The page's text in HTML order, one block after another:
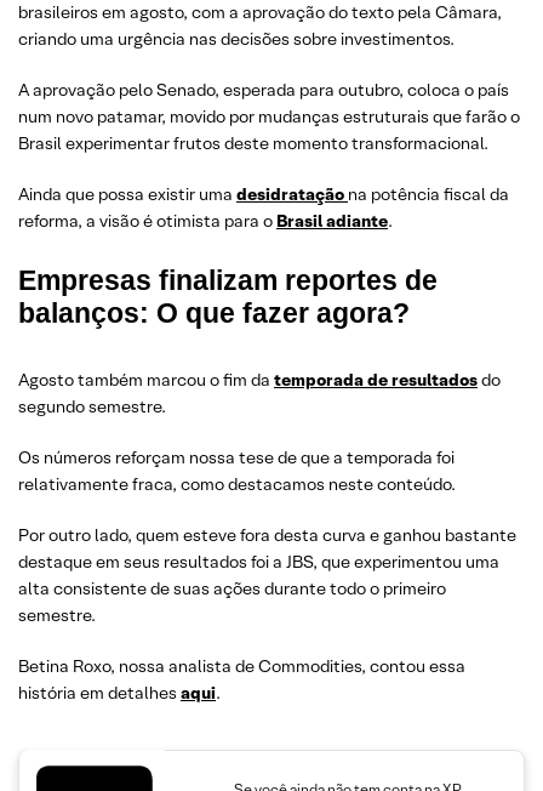
brasileiros em agosto, com a aprovação do texto pela Câmara,
criando uma urgência nas decisões sobre investimentos.
A aprovação pelo Senado, esperada para outubro, coloca o país
num novo patamar, movido por mudanças estruturais que farão o
Brasil experimentar frutos deste momento transformacional.
Ainda que possa existir uma desidratação na potência fiscal da
reforma, a visão é otimista para o Brasil adiante.
Empresas finalizam reportes de
balanços: O que fazer agora?
Agosto também marcou o fim da temporada de resultadosdo
segundo semestre.
Os números reforçam nossa tese de que a temporada foi
relativamente fraca, como destacamos neste conteúdo.
Por outro lado, quem esteve fora desta curva e ganhou bastante
destaque em seus resultados foi a JBS, que experimentou uma
alta consistente de suas ações durante todo o primeiro
semestre.
Betina Roxo, nossa analista de Commodities, contou essa
história em detalhes aqui.